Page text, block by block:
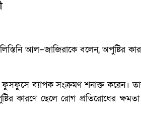
আল–জাজিরাকে বলেন, অপুষ্টির
ব্যাপক সংক্রমণ শনাক্ত করেন।
কারণে ছেলে রোগ প্রতিরোধের ক্ষমতা